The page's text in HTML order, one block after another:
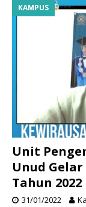
KAMPUS
Unit
Unud
Tahun 2022
31/01/2022